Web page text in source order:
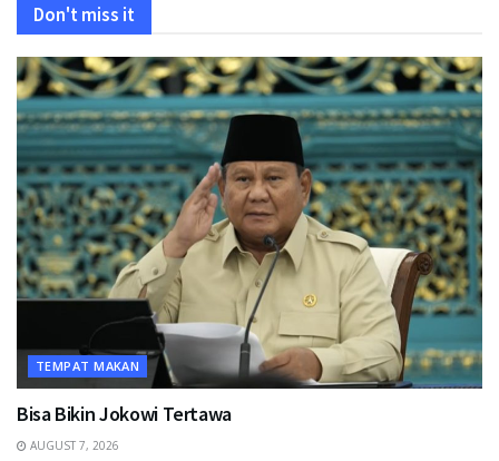
Don't miss it
TEMPAT MAKAN
Bisa Bikin Jokowi Tertawa
AUGUST 7, 2026